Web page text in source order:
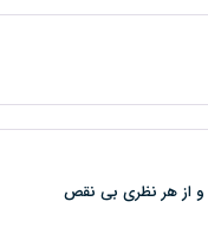
و از هر نظری بی نقص